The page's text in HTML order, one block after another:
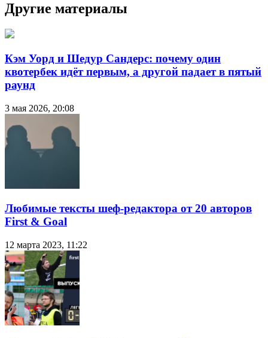
Другие материалы
Кэм Уорд и Шедур Сандерс: почему один
квотербек идёт первым, а другой падает в пятый
раунд
3 мая 2026, 20:08
Любимые тексты шеф-редактора от 20 авторов
First & Goal
12 марта 2023, 11:22